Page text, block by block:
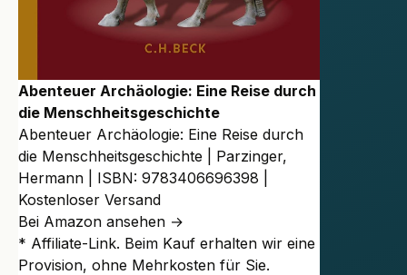
Abenteuer Archäologie: Eine Reise durch
die Menschheitsgeschichte
Abenteuer Archäologie: Eine Reise durch
die Menschheitsgeschichte | Parzinger,
Hermann | ISBN: 9783406696398 |
Kostenloser Versand
Bei Amazon ansehen →
* Affiliate-Link. Beim Kauf erhalten wir eine
Provision, ohne Mehrkosten für Sie.